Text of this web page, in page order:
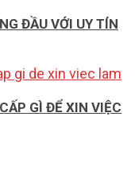
ĐẦU VỚI UY TÍN
GÌ ĐỂ XIN VIỆC